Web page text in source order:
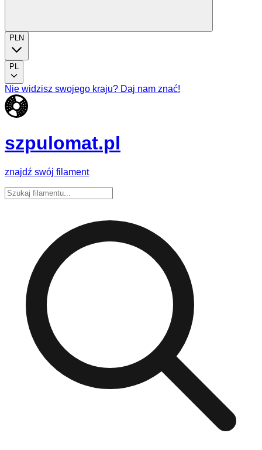
PLN
PL
Nie widzisz swojego kraju? Daj nam znać!
szpulomat.pl
znajdź swój filament